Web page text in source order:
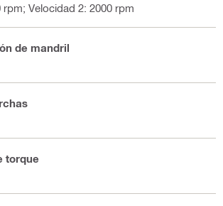
rpm; Velocidad 2: 2000 rpm
de mandril
torque